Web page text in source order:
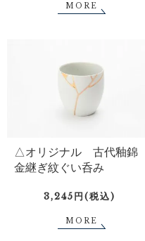
MORE
△オリジナル 古代釉錦
金継ぎ紋ぐい呑み
3,245円(税込)
MORE